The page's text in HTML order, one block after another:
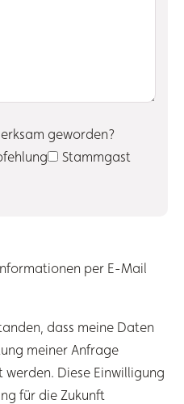
geworden?
Stammgast
per E-Mail
dass meine Daten
meiner Anfrage
Diese Einwilligung
für die Zukunft